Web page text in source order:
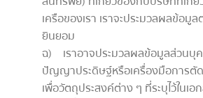
เครือของเรา เราจะประมวลผลข้อมู
ยินยอม
ฉ) เราอาจประมวลผลข้อมูลส่วนบุ
ปัญญาประดิษฐ์หรือเครื่องมือการตัด
เพื่อวัตถุประสงค์ต่าง ๆ ที่ระบุไว้ในเอ